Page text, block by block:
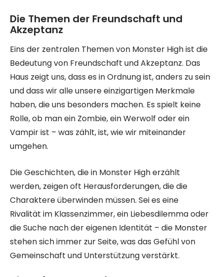
Die Themen der Freundschaft und
Akzeptanz
Eins der zentralen Themen von Monster High ist die
Bedeutung von Freundschaft und Akzeptanz. Das
Haus zeigt uns, dass es in Ordnung ist, anders zu sein
und dass wir alle unsere einzigartigen Merkmale
haben, die uns besonders machen. Es spielt keine
Rolle, ob man ein Zombie, ein Werwolf oder ein
Vampir ist – was zählt, ist, wie wir miteinander
umgehen.
Die Geschichten, die in Monster High erzählt
werden, zeigen oft Herausforderungen, die die
Charaktere überwinden müssen. Sei es eine
Rivalität im Klassenzimmer, ein Liebesdilemma oder
die Suche nach der eigenen Identität – die Monster
stehen sich immer zur Seite, was das Gefühl von
Gemeinschaft und Unterstützung verstärkt.